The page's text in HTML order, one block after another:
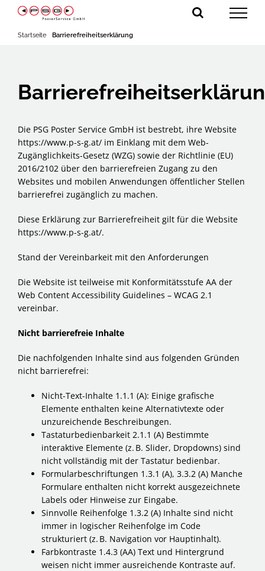
Inhalt
springen
Startseite Barrierefreiheitserklärung
Die PSG Poster Service GmbH ist bestrebt, ihre Website
https://www.p-s-g.at/ im Einklang mit dem Web-
Zugänglichkeits-Gesetz (WZG) sowie der Richtlinie (EU)
2016/2102 über den barrierefreien Zugang zu den
Websites und mobilen Anwendungen öffentlicher Stellen
barrierefrei zugänglich zu machen.
Diese Erklärung zur Barrierefreiheit gilt für die Website
https://www.p-s-g.at/.
Stand der Vereinbarkeit mit den Anforderungen
Die Website ist teilweise mit Konformitätsstufe AA der
Web Content Accessibility Guidelines – WCAG 2.1
vereinbar.
Nicht barrierefreie Inhalte
Die nachfolgenden Inhalte sind aus folgenden Gründen
nicht barrierefrei:
Nicht-Text-Inhalte 1.1.1 (A): Einige grafische
Elemente enthalten keine Alternativtexte oder
unzureichende Beschreibungen.
Tastaturbedienbarkeit 2.1.1 (A) Bestimmte
interaktive Elemente (z. B. Slider, Dropdowns) sind
nicht vollständig mit der Tastatur bedienbar.
Formularbeschriftungen 1.3.1 (A), 3.3.2 (A) Manche
Formulare enthalten nicht korrekt ausgezeichnete
Labels oder Hinweise zur Eingabe.
Sinnvolle Reihenfolge 1.3.2 (A) Inhalte sind nicht
immer in logischer Reihenfolge im Code
strukturiert (z. B. Navigation vor Hauptinhalt).
Farbkontraste 1.4.3 (AA) Text und Hintergrund
weisen nicht immer ausreichende Kontraste auf.